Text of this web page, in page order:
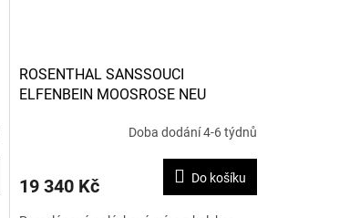
ROSENTHAL SANSSOUCI
ELFENBEIN MOOSROSE NEU
Doba dodání 4-6 týdnů
19 340 Kč Do košíku